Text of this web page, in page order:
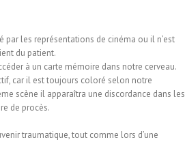
par les représentations de cinéma ou il n’est
du patient.
à un carte mémoire dans notre cerveau.
car il est toujours coloré selon notre
scène il apparaîtra une discordance dans les
de procès.
traumatique, tout comme lors d’une